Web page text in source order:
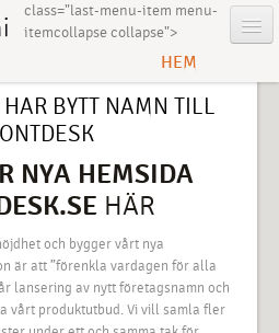
class="last-menu-item menu-
itemcollapse collapse">
HEM
BYTT NAMN TILL
NYA HEMSIDA
HÄR
och bygger vårt nya
är att ”förenkla vardagen för alla
lansering av nytt företagsnamn och
vårt produktutbud. Vi vill samla fler